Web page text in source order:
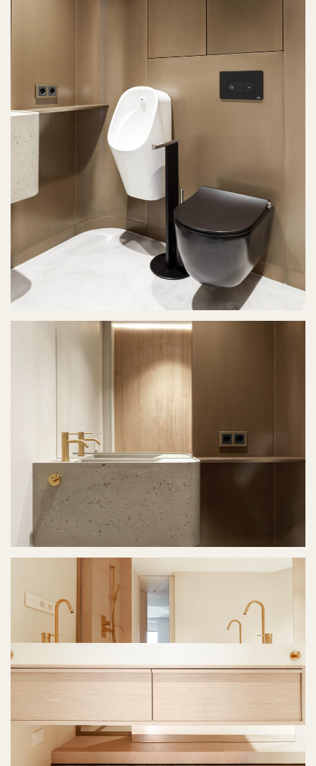
* соцсеть принадлежит компании Meta, признанной
экстремистской в РФ
Адрес офиса
г. Владивосток, ул.
Калинина, 204
О нас
Проекты
Услуги
Сервис
Преимущества
Производство
Вопросы
office@lagringroup.com
Политика конфиденциальности